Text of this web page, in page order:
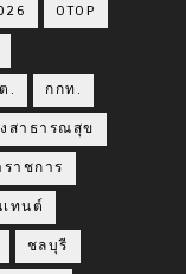
OTOP
. กกท.
สาธารณสุข
ราชการ
ทนต์
ชลบุรี